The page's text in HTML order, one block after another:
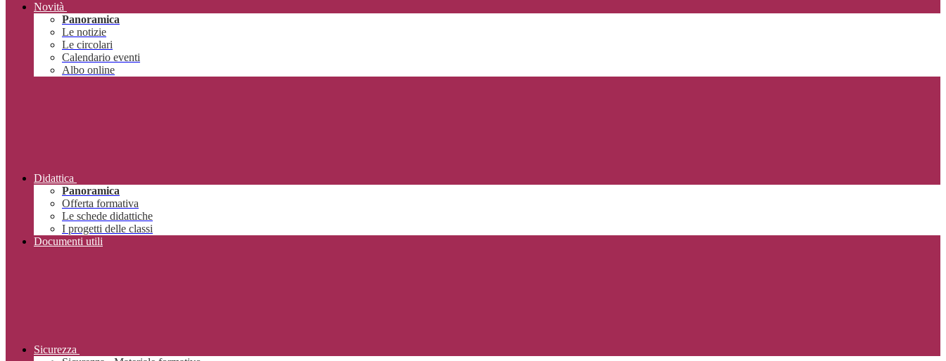
Novità
Panoramica
Le notizie
Le circolari
Calendario eventi
Albo online
Didattica
Panoramica
Offerta formativa
Le schede didattiche
I progetti delle classi
Documenti utili
Sicurezza